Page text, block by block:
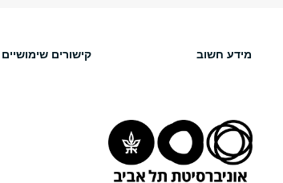
מידע חשוב קישורים שימושיים